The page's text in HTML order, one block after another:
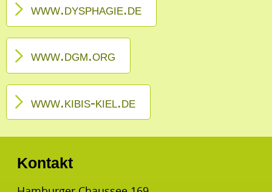
www.dysphagie.de
www.dgm.org
www.kibis-kiel.de
Kontakt